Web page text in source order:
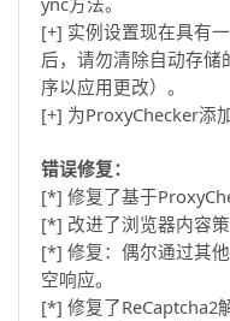
[+] 实例设置现在具有
后，请勿清除自动存储
序以应用更改）。
[+] 为ProxyChecker添
错误修复：
[*] 修复了基于
[*] 改进了浏览器内容
[*] 修复：偶尔通过其
空响应。
[*] 修复了ReCaptcha2